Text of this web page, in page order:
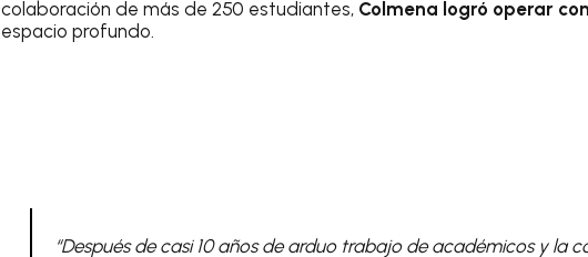
colaboración de más de 250 estudiantes, Colmena logró operar
espacio profundo.
“Después de casi 10 años de arduo trabajo de académicos y la